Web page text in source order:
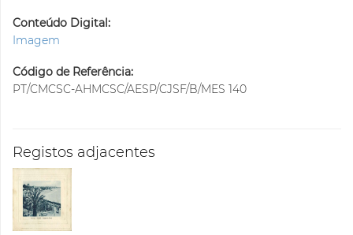
Conteúdo Digital:
Imagem
Código de Referência:
PT/CMCSC-AHMCSC/AESP/CJSF/B/MES 140
Registos adjacentes